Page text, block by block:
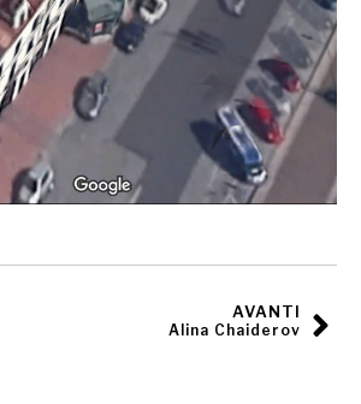
AVANTI
Alina Chaiderov